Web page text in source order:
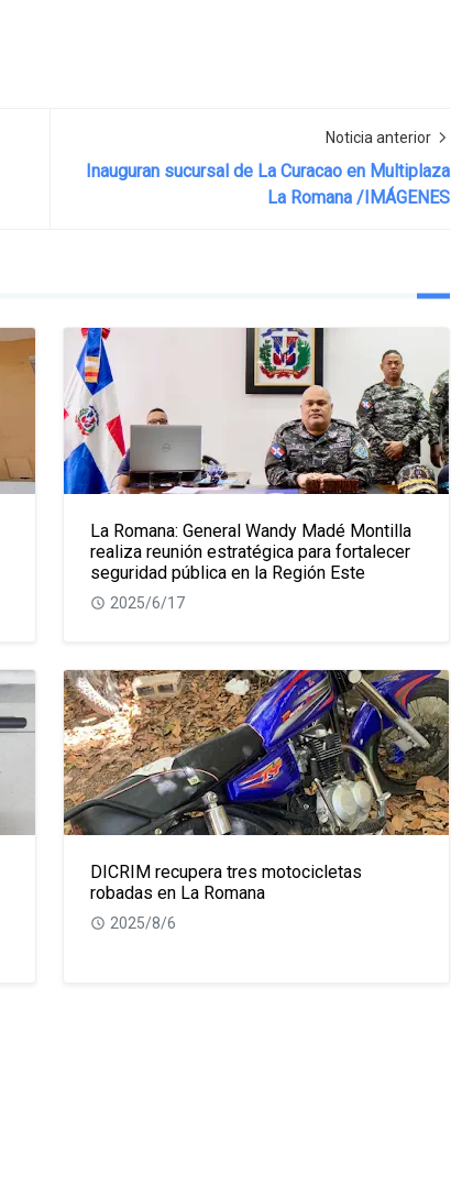
Noticia anterior
Inauguran sucursal de La Curacao en Multiplaza
La Romana /IMÁGENES
La Romana: General Wandy Madé Montilla
realiza reunión estratégica para fortalecer
seguridad pública en la Región Este
2025/6/17
DICRIM recupera tres motocicletas
robadas en La Romana
2025/8/6